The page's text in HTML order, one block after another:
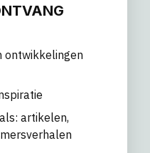
ontwikkelingen
artikelen,